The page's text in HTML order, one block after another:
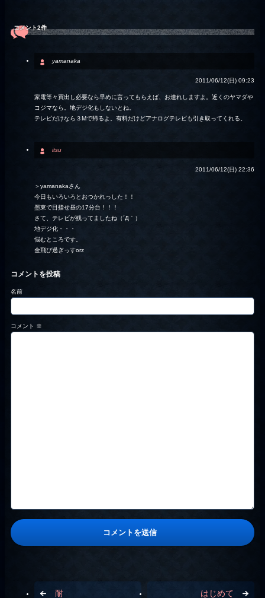
コメント2件
yamanaka
2011/06/12(日) 09:23
家電等々買出し必要なら早めに言ってもらえば、お連れしますよ。近くのヤマダや
コジマなら。地デジ化もしないとね。
テレビだけなら３Mで帰るよ。有料だけどアナログテレビも引き取ってくれる。
itsu
2011/06/12(日) 22:36
＞yamanakaさん
今日もいろいろとおつかれっした！！
墨東で目指せ昼の17分台！！！
さて、テレビが残ってましたね（´Д｀）
地デジ化・・・
悩むところです。
金飛び過ぎっすorz
コメントを投稿
名前
コメント ※
耐 はじめて